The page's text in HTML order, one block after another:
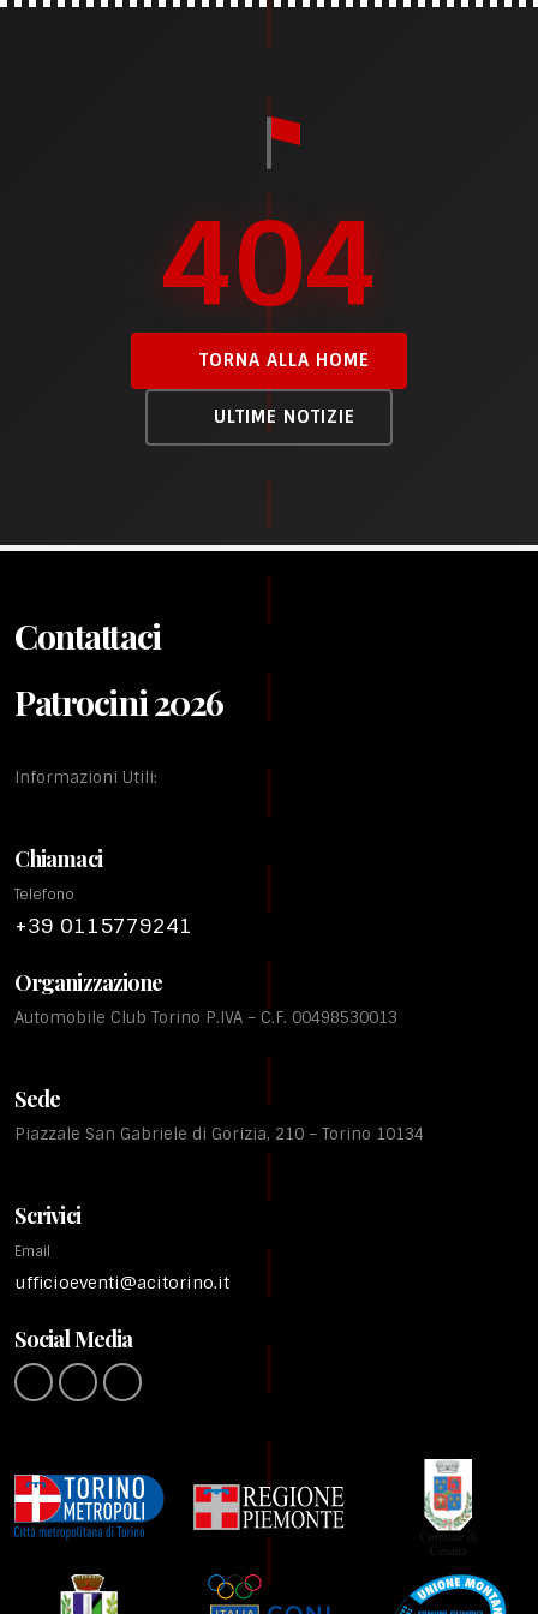
404
TORNA ALLA HOME
ULTIME NOTIZIE
Contattaci
Patrocini 2026
Informazioni Utili:
Chiamaci
Telefono
+39 0115779241
Organizzazione
Automobile Club Torino P.IVA – C.F. 00498530013
Sede
Piazzale San Gabriele di Gorizia, 210 – Torino 10134
Scrivici
Email
ufficioeventi@acitorino.it
Social Media